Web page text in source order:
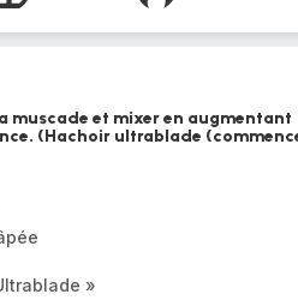
muscade et mixer en augmentant
(Hachoir ultrablade
»